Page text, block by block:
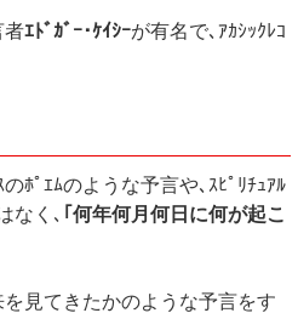
者ｴﾄﾞｶﾞｰ･ｹｲｼｰが有名で､ｱｶｼｯｸﾚｺ
ﾎﾟｴﾑのような予言や､ｽﾋﾟﾘﾁｭｱﾙ
なく､ ｢何年何月何日に何が起こ
を見てきたかのような予言をす